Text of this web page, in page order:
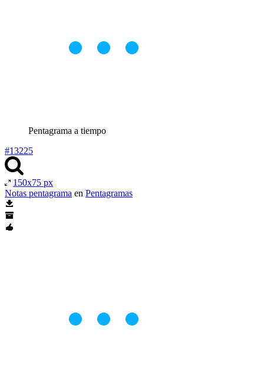
Pentagrama a tiempo
#13225
150x75 px
Notas pentagrama en Pentagramas